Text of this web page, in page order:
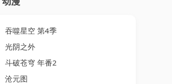
吞噬星空 第4季
光阴之外
斗破苍穹 年番2
沧元图